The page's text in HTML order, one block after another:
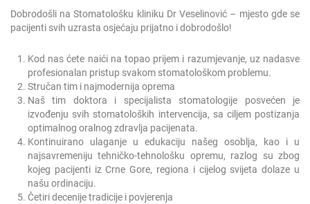
Dobrodošli na Stomatološku kliniku Dr Veselinović – mjesto gde se
pacijenti svih uzrasta osjećaju prijatno i dobrodošlo!
Kod nas ćete naići na topao prijem i razumjevanje, uz nadasve
profesionalan pristup svakom stomatološkom problemu.
Stručan tim i najmodernija oprema
Naš tim doktora i specijalista stomatologije posvećen je
izvođenju svih stomatoloških intervencija, sa ciljem postizanja
optimalnog oralnog zdravlja pacijenata.
Kontinuirano ulaganje u edukaciju našeg osoblja, kao i u
najsavremeniju tehničko-tehnološku opremu, razlog su zbog
kojeg pacijenti iz Crne Gore, regiona i cijelog svijeta dolaze u
našu ordinaciju.
Četiri decenije tradicije i povjerenja